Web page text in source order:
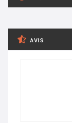
AVIS